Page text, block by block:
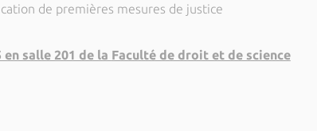
de premières mesures de justice
salle 201 de la Faculté de droit et de science